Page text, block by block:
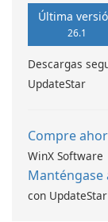
with Bermuda’s
businesses,
of community
technology.
Última
26.1
Descargas
UpdateStar
Compre
WinX Software
Manténgase
con